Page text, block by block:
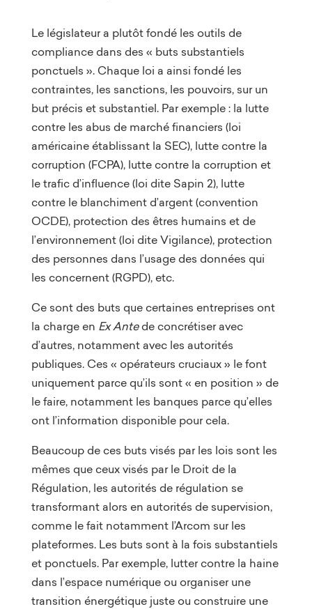
Le législateur a plutôt fondé les outils de
compliance dans des « buts substantiels
ponctuels ». Chaque loi a ainsi fondé les
contraintes, les sanctions, les pouvoirs, sur un
but précis et substantiel. Par exemple : la lutte
contre les abus de marché financiers (loi
américaine établissant la SEC), lutte contre la
corruption (FCPA), lutte contre la corruption et
le trafic d’influence (loi dite Sapin 2), lutte
contre le blanchiment d’argent (convention
OCDE), protection des êtres humains et de
l’environnement (loi dite Vigilance), protection
des personnes dans l’usage des données qui
les concernent (RGPD), etc.
Ce sont des buts que certaines entreprises ont
la charge en Ex Antede concrétiser avec
d’autres, notamment avec les autorités
publiques. Ces « opérateurs cruciaux » le font
uniquement parce qu’ils sont « en position » de
le faire, notamment les banques parce qu’elles
ont l’information disponible pour cela.
Beaucoup de ces buts visés par les lois sont les
mêmes que ceux visés par le Droit de la
Régulation, les autorités de régulation se
transformant alors en autorités de supervision,
comme le fait notamment l’Arcom sur les
plateformes. Les buts sont à la fois substantiels
et ponctuels. Par exemple, lutter contre la haine
dans l’espace numérique ou organiser une
transition énergétique juste ou construire une